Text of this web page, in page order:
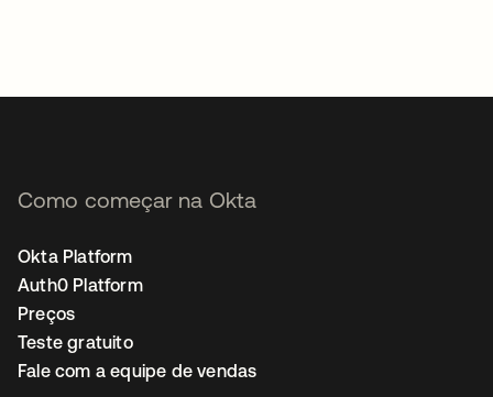
Como começar na Okta
Okta Platform
Auth0 Platform
Preços
Teste gratuito
Fale com a equipe de vendas